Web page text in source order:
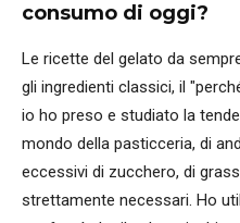
consumo di oggi?
Le ricette del gelato da
gli ingredienti classici, il
io ho preso e studiato la
mondo della pasticceria, di
eccessivi di zucchero, di
strettamente necessari. Ho